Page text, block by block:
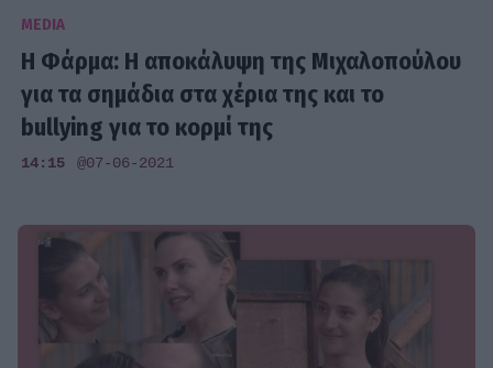
MEDIA
Η Φάρμα: Η αποκάλυψη της Μιχαλοπούλου
για τα σημάδια στα χέρια της και το
bullying για το κορμί της
14:15 @07-06-2021